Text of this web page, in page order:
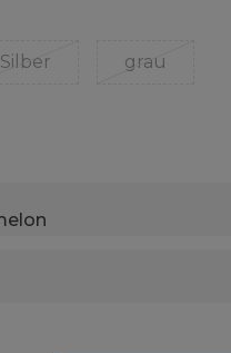
Silber grau